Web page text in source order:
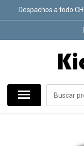
Despachos a todo